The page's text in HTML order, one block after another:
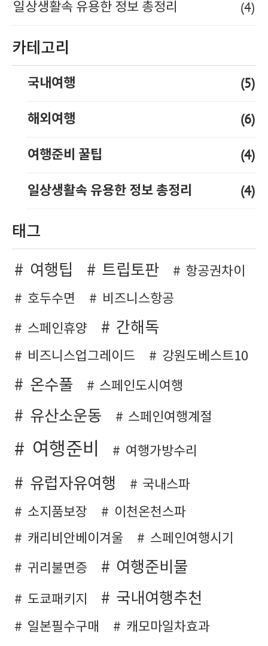
일상생활속 유용한 정보 총정리 (4)
카테고리
국내여행 (5)
해외여행 (6)
여행준비 꿀팁 (4)
일상생활속 유용한 정보 총정리 (4)
태그
여행팁 트립토판
항공권차이
호두수면
비즈니스항공
스페인휴양
간해독
비즈니스업그레이드 강원도베스트10
온수풀 스페인도시여행
유산소운동 스페인여행계절
여행준비 여행가방수리
유럽자유여행
국내스파
소지품보장
이천온천스파
캐리비안베이겨울
스페인여행시기
귀리불면증
여행준비물
도쿄패키지 국내여행추천
일본필수구매 캐모마일차효과